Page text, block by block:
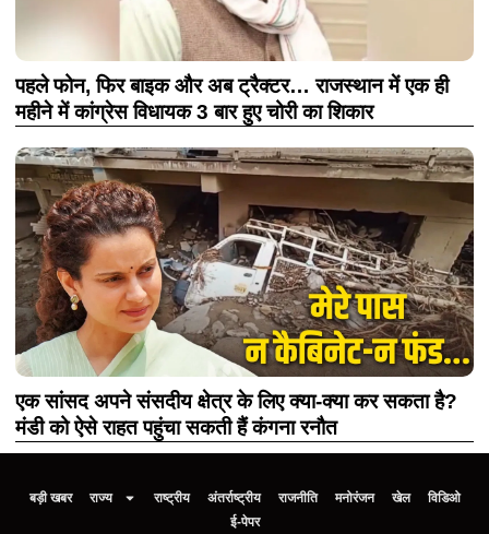
पहले फोन, फिर बाइक और अब ट्रैक्टर… राजस्थान में एक ही
महीने में कांग्रेस विधायक 3 बार हुए चोरी का शिकार
एक सांसद अपने संसदीय क्षेत्र के लिए क्या-क्या कर सकता है?
मंडी को ऐसे राहत पहुंचा सकती हैं कंगना रनौत
बड़ी खबर राज्य राष्ट्रीय अंतर्राष्ट्रीय राजनीति मनोरंजन खेल
विडिओ
ई-पेपर